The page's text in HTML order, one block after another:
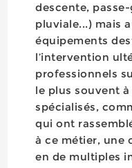
descente,
pluviale...) mais
équipements
l’intervention
professionnels
le plus souvent
spécialisés,
qui ont
à ce métier, une
en de multiples